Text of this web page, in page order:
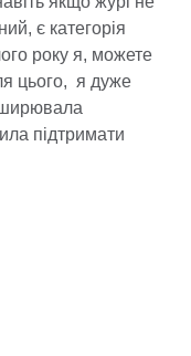
є категорія
року я, можете
цього, я дуже
підтримати